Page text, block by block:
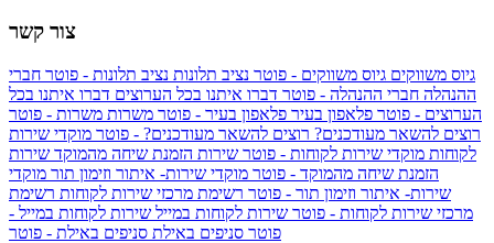
צור קשר
גיוס משווקים גיוס משווקים - פוטר נציב תלונות נציב תלונות - פוטר חברי
ההנהלה חברי ההנהלה - פוטר דברו איתנו בכל הערוצים דברו איתנו בכל
הערוצים - פוטר פלאפון בעיר פלאפון בעיר - פוטר משרות משרות - פוטר
רוצים להשאר מעודכנים? רוצים להשאר מעודכנים? - פוטר מוקדי שירות
לקוחות מוקדי שירות לקוחות - פוטר שירות הזמנת שיחה מהמוקד שירות
הזמנת שיחה מהמוקד - פוטר מוקדי שירות- איתור וזימון תור מוקדי
שירות- איתור וזימון תור - פוטר רשימת מרכזי שירות לקוחות רשימת
מרכזי שירות לקוחות - פוטר שירות לקוחות במייל שירות לקוחות במייל -
פוטר סניפים באילת סניפים באילת - פוטר